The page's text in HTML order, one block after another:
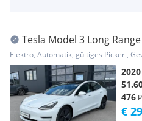
Tesla Model 3 Long
Elektro, Automatik, gültiges Pickerl,
2020
476
€